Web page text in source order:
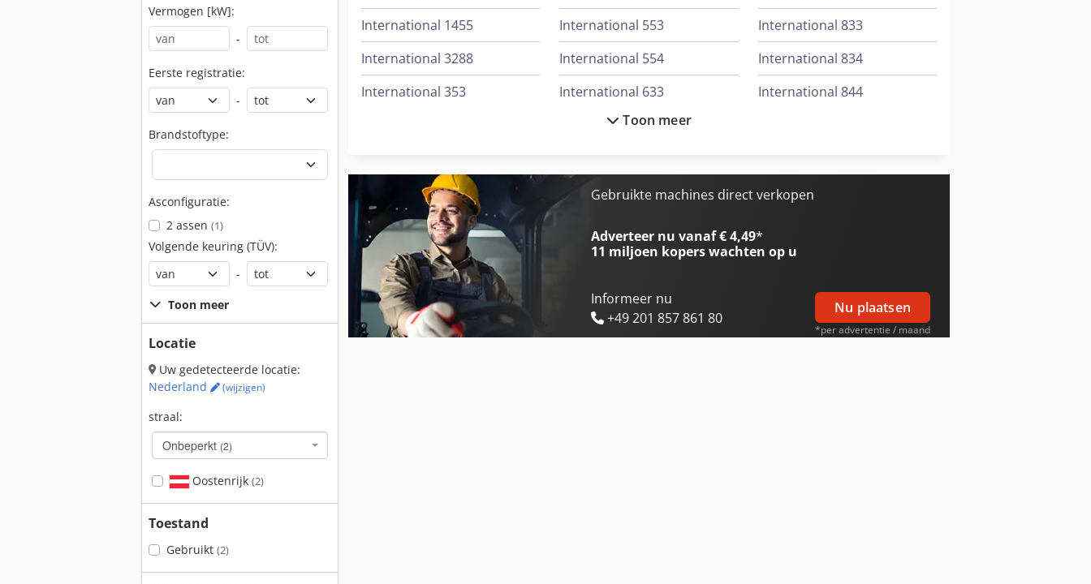
Vermogen [kW]:
-
Eerste registratie:
-
Brandstoftype:
Asconfiguratie:
2 assen (1)
Volgende keuring (TÜV):
-
Toon meer
Locatie
Uw gedetecteerde locatie:
Nederland
(wijzigen)
straal:
Onbeperkt (2)
Oostenrijk (2)
Toestand
Gebruikt (2)
International 1455
International 3288
International 353
International 433
International 453
International 553
International 554
International 633
International 644
International 706
International 833
International 834
International 844
Toon meer
Gebruikte machines direct verkopen
Adverteer nu vanaf € 4,49*
11 miljoen koperswachten op u
Informeer nu
+49 201 857 861 80
Nu plaatsen
*per advertentie / maand